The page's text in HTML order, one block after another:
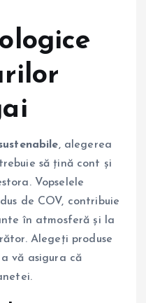
, alegerea
trebuie să țină cont și
Vopselele
de COV, contribuie
în atmosferă și la
Alegeți produse
vă asigura că